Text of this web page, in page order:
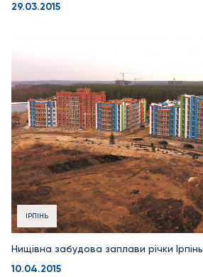
29.03.2015
ІРПІНЬ
Нищівна забудова заплави річки Ірпінь
10.04.2015